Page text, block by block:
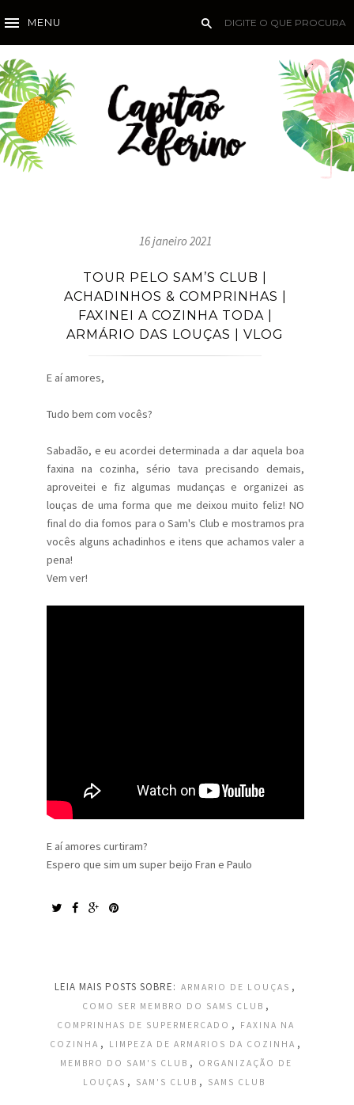
MENU
16 janeiro 2021
TOUR PELO SAM’S CLUB |
ACHADINHOS & COMPRINHAS |
FAXINEI A COZINHA TODA |
ARMÁRIO DAS LOUÇAS | VLOG
E aí amores,
Tudo bem com vocês?
Sabadão, e eu acordei determinada a dar aquela boa
faxina na cozinha, sério tava precisando demais,
aproveitei e fiz algumas mudanças e organizei as
louças de uma forma que me deixou muito feliz! NO
final do dia fomos para o Sam's Club e mostramos pra
vocês alguns achadinhos e itens que achamos valer a
pena!
Vem ver!
E aí amores curtiram?
Espero que sim um super beijo Fran e Paulo
LEIA MAIS POSTS SOBRE: ARMARIO DE LOUÇAS ,
COMO SER MEMBRO DO SAMS CLUB ,
COMPRINHAS DE SUPERMERCADO ,
FAXINA NA
COZINHA , LIMPEZA DE ARMARIOS DA COZINHA ,
MEMBRO DO SAM'S CLUB ,
ORGANIZAÇÃO DE
LOUÇAS , SAM'S CLUB , SAMS CLUB